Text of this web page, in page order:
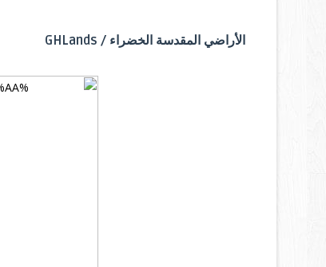
الأراضي المقدسة الخضراء / GHLands